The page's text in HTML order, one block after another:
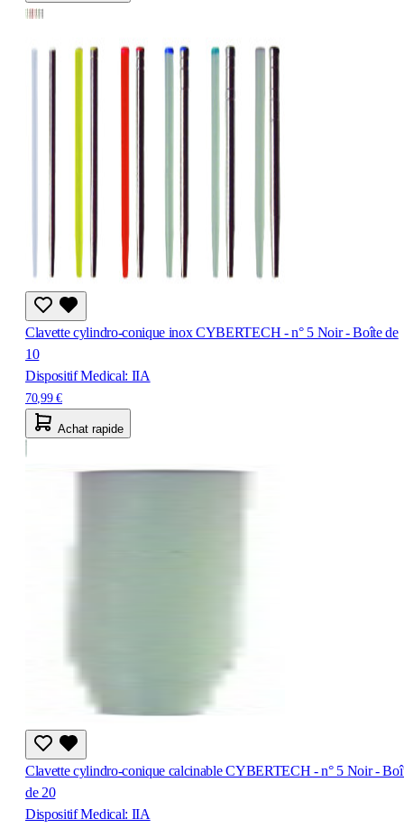
Clavette cylindro-conique inox CYBERTECH - n° 5 Noir - Boîte de
10
Dispositif Medical: IIA
70,99 €
Achat rapide
Clavette cylindro-conique calcinable CYBERTECH - n° 5 Noir -
de 20
Dispositif Medical: IIA